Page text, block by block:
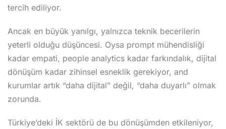
Olmak
tercih ediliyor.
Ancak en büyük yanılgı, yalnızca teknik becerilerin
yeterli olduğu düşüncesi. Oysa prompt mühendisliği
kadar empati, people analytics kadar farkındalık, dijital
dönüşüm kadar zihinsel esneklik gerekiyor, and
kurumlar artık “daha dijital” değil, “daha duyarlı” olmak
zorunda.
Türkiye’deki İK sektörü de bu dönüşümden etkileniyor,